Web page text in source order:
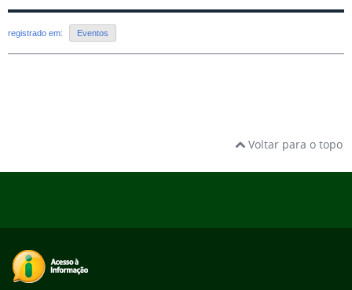
registrado em: Eventos
Voltar para o topo